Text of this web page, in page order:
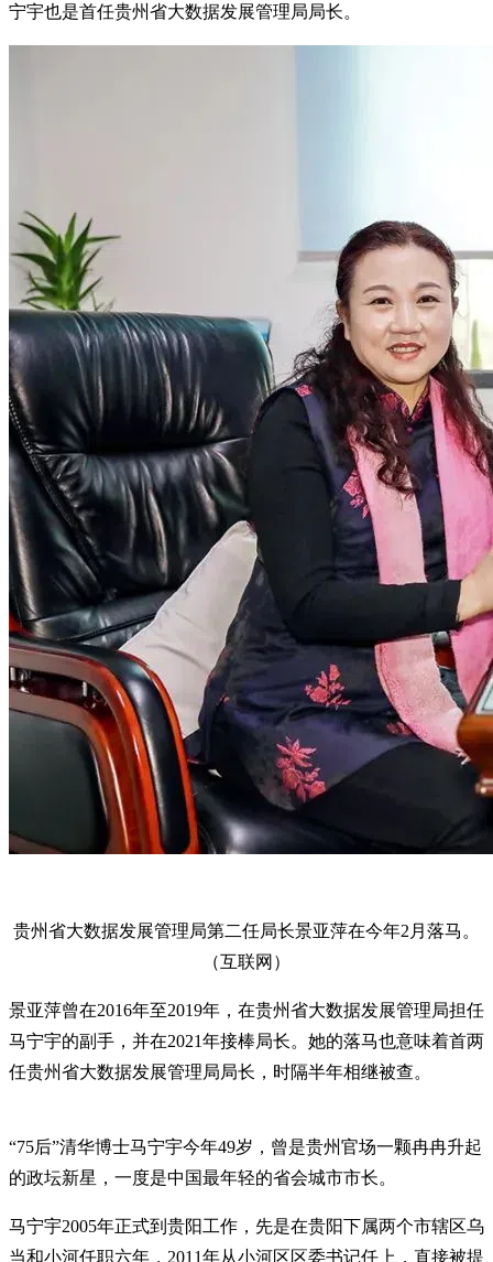
宁宇也是首任贵州省大数据发展管理局局长。
贵州省大数据发展管理局第二任局长景亚萍在今年2月落马。
（互联网）
景亚萍曾在2016年至2019年，在贵州省大数据发展管理局担任
马宁宇的副手，并在2021年接棒局长。她的落马也意味着首两
任贵州省大数据发展管理局局长，时隔半年相继被查。
“75后”清华博士马宁宇今年49岁，曾是贵州官场一颗冉冉升起
的政坛新星，一度是中国最年轻的省会城市市长。
马宁宇2005年正式到贵阳工作，先是在贵阳下属两个市辖区乌
当和小河任职六年，2011年从小河区区委书记任上，直接被提